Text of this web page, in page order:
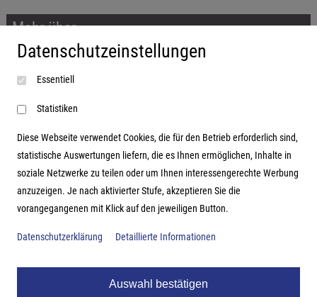
Mehr über...
Impressum
AGB
Datenschutzerklärung
Adresse
Hutter Trade GmbH + Co KG
Bgm.-Landmann-Platz 1-5
Datenschutzeinstellungen
Essentiell
Statistiken
Diese Webseite verwendet Cookies, die für den Betrieb erforderlich sind,
statistische Auswertungen liefern, die es Ihnen ermöglichen, Inhalte in
soziale Netzwerke zu teilen oder um Ihnen interessengerechte Werbung
anzuzeigen. Je nach aktivierter Stufe, akzeptieren Sie die
vorangegangenen mit Klick auf den jeweiligen Button.
Datenschutzerklärung Detaillierte Informationen
Auswahl bestätigen